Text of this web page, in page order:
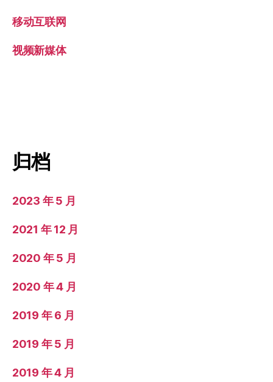
移动互联网
视频新媒体
归档
2023 年 5 月
2021 年 12 月
2020 年 5 月
2020 年 4 月
2019 年 6 月
2019 年 5 月
2019 年 4 月